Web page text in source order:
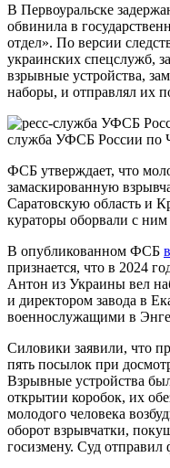
В Первоуральске
обвинила в
отдел». По версии
украинских спецслужб,
взрывные устройства,
наборы, и отправлял их
служба УФСБ России по
ФСБ утверждает, что
замаскированную
Саратовскую область и
кураторы оборвали с ним
В опубликованном ФСБ
признается, что в 2024
Антон из Украины вел
и директором завода в
военнослужащими в
Силовики заявили, что
пять посылок при
Взрывные устройства
открытии коробок, их
молодого человека
оборот взрывчатки,
госизмену. Суд отправил